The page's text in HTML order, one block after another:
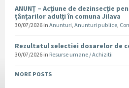
ANUNȚ – Acțiune de dezinsecție
țânțarilor adulți în comuna Jilava
30/07/2026 in Anunturi, Anunturi publice,
Rezultatul selectiei dosarelor de
30/07/2026 in Resurse umane / Achizitii
MORE POSTS